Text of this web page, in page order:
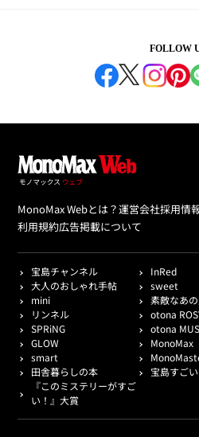
FOLLOW
MonoMax Webとは？運営会社採用情
利用規約広告掲載について
宝島チャンネル
InRed
大人のおしゃれ手帖
sweet
mini
素敵なあ
リンネル
otona
SPRiNG
otona
GLOW
MonoMax
smart
田舎暮らしの本
宝島すご
『このミステリーがすご
い！』大賞